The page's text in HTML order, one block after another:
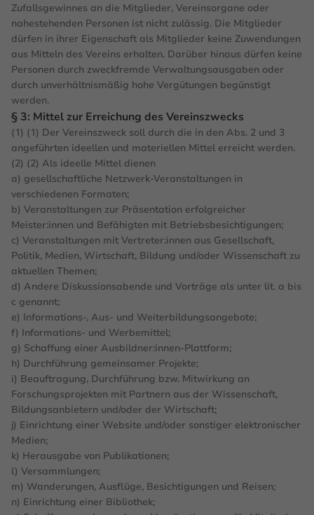
Zufallsgewinnes an die Mitglieder, Vereinsorgane oder
nahestehenden Personen ist nicht zulässig. Die Mitglieder
dürfen in ihrer Eigenschaft als Mitglieder keine Zuwendungen
aus Mitteln des Vereins erhalten. Darüber hinaus dürfen keine
Personen durch zweckfremde Verwaltungsausgaben oder
durch unverhältnismäßig hohe Vergütungen begünstigt
werden.
§ 3: Mittel zur Erreichung des Vereinszwecks
(1) (1) Der Vereinszweck soll durch die in den Abs. 2 und 3
angeführten ideellen und materiellen Mittel erreicht werden.
(2) (2) Als ideelle Mittel dienen
a) gesellschaftliche Netzwerk-Veranstaltungen in
verschiedenen Formaten;
b) Veranstaltungen zur Präsentation erfolgreicher
Meister:innen und Befähigten mit Betriebsbesichtigungen;
c) Veranstaltungen mit Vertreter:innen aus Gesellschaft,
Politik, Medien, Wirtschaft, Bildung und/oder Wissenschaft zu
aktuellen Themen;
d) Andere Diskussionsabende und Vorträge als unter lit. a bis
c genannt;
e) Informations-, Aus- und Weiterbildungsangebote;
f) Informations- und Werbemittel;
g) Schaffung einer Ausbildner:innen-Plattform;
h) Durchführung gemeinsamer Projekte;
i) Beauftragung, Durchführung bzw. Mitwirkung an
Forschungsprojekten mit Partnern aus der Wissenschaft,
Bildungsanbietern und/oder der Wirtschaft;
j) Einrichtung einer Website und/oder sonstiger elektronischer
Medien;
k) Herausgabe von Publikationen;
l) Versammlungen;
m) Wanderungen, Ausflüge, Besichtigungen und Reisen;
n) Einrichtung einer Bibliothek;